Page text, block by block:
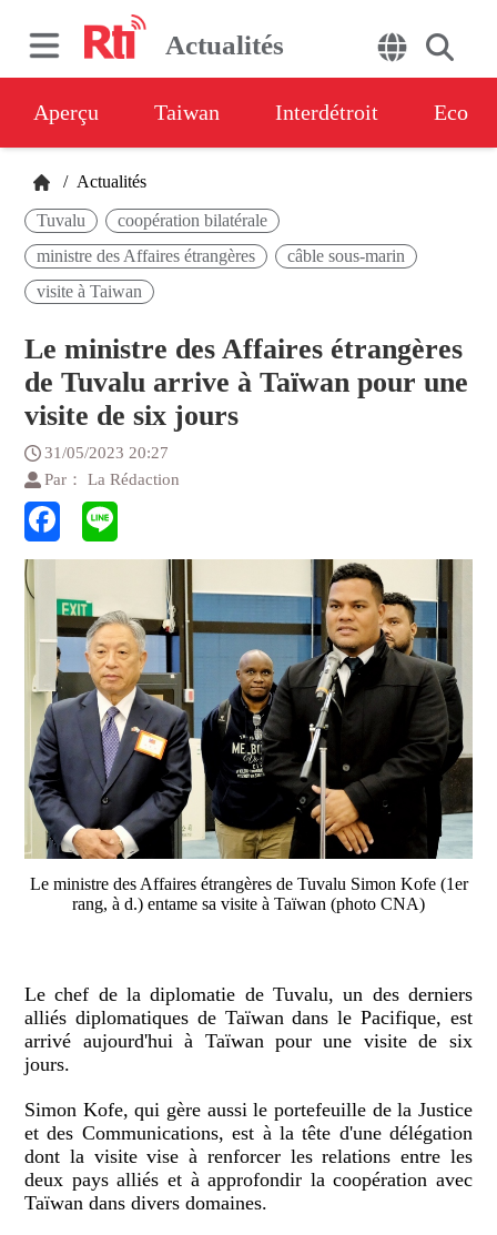
Actualités
Aperçu Taiwan Interdétroit Eco
/ Actualités
Tuvalu
coopération bilatérale
ministre des Affaires étrangères
câble sous-marin
visite à Taiwan
Le ministre des Affaires étrangères
de Tuvalu arrive à Taïwan pour une
visite de six jours
31/05/2023 20:27
Par： La Rédaction
Le ministre des Affaires étrangères de Tuvalu Simon Kofe (1er
rang, à d.) entame sa visite à Taïwan (photo CNA)
Le chef de la diplomatie de Tuvalu, un des derniers
alliés diplomatiques de Taïwan dans le Pacifique, est
arrivé aujourd'hui à Taïwan pour une visite de six
jours.
Simon Kofe, qui gère aussi le portefeuille de la Justice
et des Communications, est à la tête d'une délégation
dont la visite vise à renforcer les relations entre les
deux pays alliés et à approfondir la coopération avec
Taïwan dans divers domaines.